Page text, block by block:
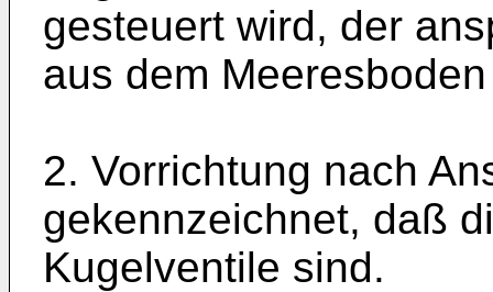
gesteuert wird, der
aus dem
2. Vorrichtung nach
gekennzeichnet, daß
Kugelventile sind.